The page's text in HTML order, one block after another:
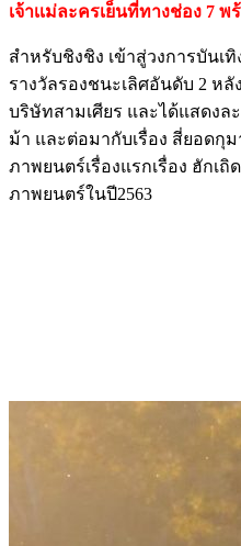
เจ้าเเม่ละครเย็นที่ทางช่อง 7
สำหรับชิงชิง เข้าสู่วงการบันเทิ
รางวัลรองชนะเลิศอันดับ 2 ห
บริษัทสามเศียร และได้แสดงล
ม้า และต่อมากับเรื่อง สี่ยอดกุ
ภาพยนตร์เรื่องแรกเรื่อง ฮักเถิ
ภาพยนตร์ในปี2563